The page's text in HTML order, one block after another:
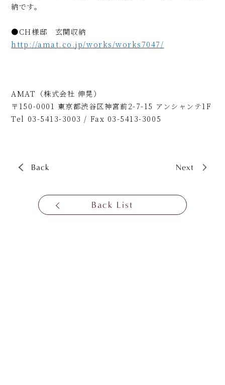
納です。
●CH様邸 玄関収納
http://amat.co.jp/works/works7047/
AMAT（株式会社 伸晃）
〒150-0001 東京都渋谷区神宮前2-7-15 アンシャンテ1F
Tel 03-5413-3003 / Fax 03-5413-3005
Back Next
Back List